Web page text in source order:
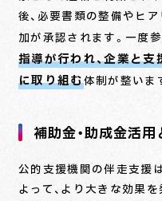
後、必要書類の整備やヒ
加が承認されます。一度
指導が行われ、企業と
に取り組む体制が整いま
補助金・助成金活
公的支援機関の伴走支援
よって、より大きな効果